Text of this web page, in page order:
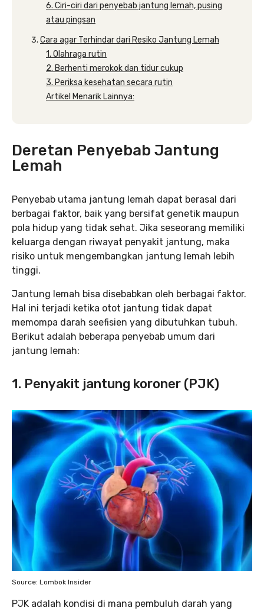
6. Ciri-ciri dari penyebab jantung lemah, pusing
atau pingsan
Cara agar Terhindar dari Resiko Jantung Lemah
1. Olahraga rutin
2. Berhenti merokok dan tidur cukup
3. Periksa kesehatan secara rutin
Artikel Menarik Lainnya:
Deretan Penyebab Jantung
Lemah
Penyebab utama jantung lemah dapat berasal dari
berbagai faktor, baik yang bersifat genetik maupun
pola hidup yang tidak sehat. Jika seseorang memiliki
keluarga dengan riwayat penyakit jantung, maka
risiko untuk mengembangkan jantung lemah lebih
tinggi.
Jantung lemah bisa disebabkan oleh berbagai faktor.
Hal ini terjadi ketika otot jantung tidak dapat
memompa darah seefisien yang dibutuhkan tubuh.
Berikut adalah beberapa penyebab umum dari
jantung lemah:
1. Penyakit jantung koroner (PJK)
Source: Lombok Insider
PJK adalah kondisi di mana pembuluh darah yang